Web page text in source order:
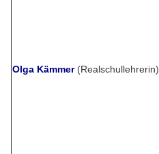
Olga Kämmer(Realschullehrerin)